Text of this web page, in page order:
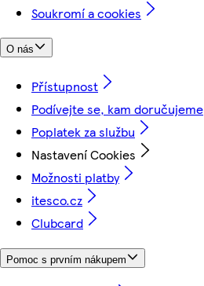
Soukromí a cookies
O nás
Přístupnost
Podívejte se, kam doručujeme
Poplatek za službu
Nastavení Cookies
Možnosti platby
itesco.cz
Clubcard
Pomoc s prvním nákupem